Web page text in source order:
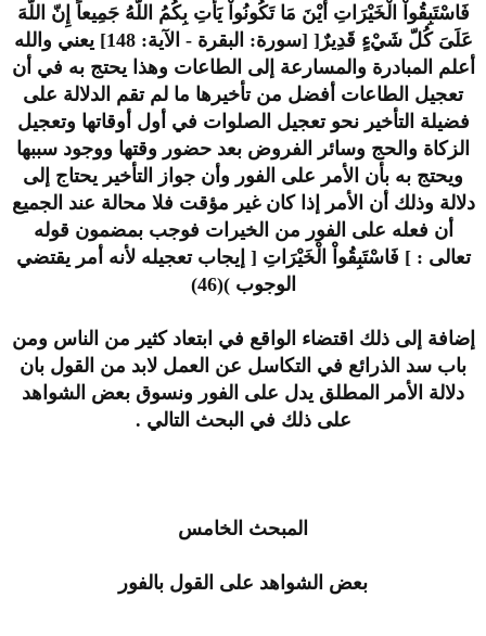
فَاسْتَبِقُواْ الْخَيْرَاتِ أَيْنَ مَا تَكُونُواْ يَأْتِ بِكُمُ اللّهُ جَمِيعاً إِنّ اللّهَ
عَلَىَ كُلّ شَيْءٍ قَدِيرٌ[ [سورة: البقرة - الآية: 148] يعني والله
أعلم المبادرة والمسارعة إلى الطاعات وهذا يحتج به في أن
تعجيل الطاعات أفضل من تأخيرها ما لم تقم الدلالة على
فضيلة التأخير نحو تعجيل الصلوات في أول أوقاتها وتعجيل
الزكاة والحج وسائر الفروض بعد حضور وقتها ووجود سببها
ويحتج به بأن الأمر على الفور وأن جواز التأخير يحتاج إلى
دلالة وذلك أن الأمر إذا كان غير مؤقت فلا محالة عند الجميع
أن فعله على الفور من الخيرات فوجب بمضمون قوله
تعالى : ] فَاسْتَبِقُواْ الْخَيْرَاتِ [ إيجاب تعجيله لأنه أمر يقتضي
الوجوب )(46)
إضافة إلى ذلك اقتضاء الواقع في ابتعاد كثير من الناس ومن
باب سد الذرائع في التكاسل عن العمل لابد من القول بان
دلالة الأمر المطلق يدل على الفور ونسوق بعض الشواهد
على ذلك في البحث التالي .
المبحث الخامس
بعض الشواهد على القول بالفور